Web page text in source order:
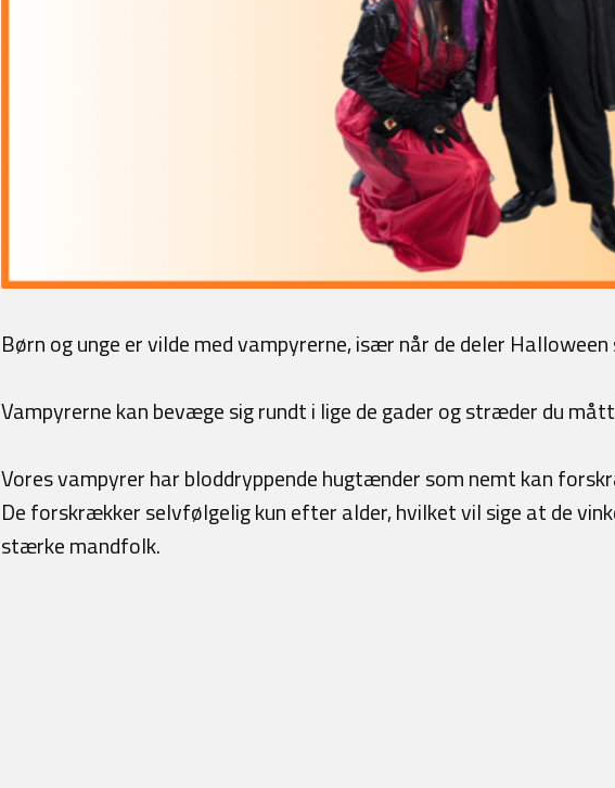
Børn og unge er vilde med vampyrerne, især når de deler
Vampyrerne kan bevæge sig rundt i lige de gader og stræder du
Vores vampyrer har bloddryppende hugtænder som nemt kan
De forskrækker selvfølgelig kun efter alder, hvilket vil sige at de
stærke mandfolk.